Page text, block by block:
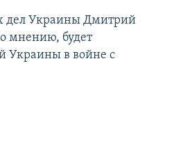
дел Украины Дмитрий
мнению, будет
Украины в войне с